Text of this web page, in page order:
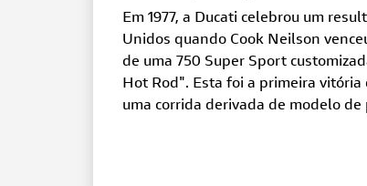
Em 1977, a Ducati celebrou um
Unidos quando Cook Neilson
de uma 750 Super Sport
Hot Rod". Esta foi a primeira
uma corrida derivada de modelo de